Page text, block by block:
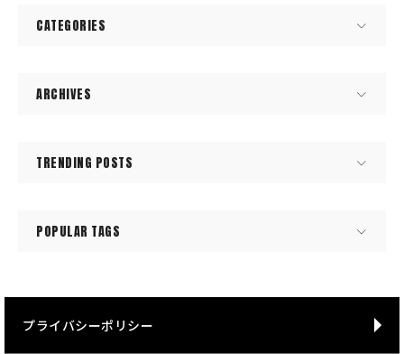
CATEGORIES
ARCHIVES
TRENDING POSTS
POPULAR TAGS
プライバシーポリシー